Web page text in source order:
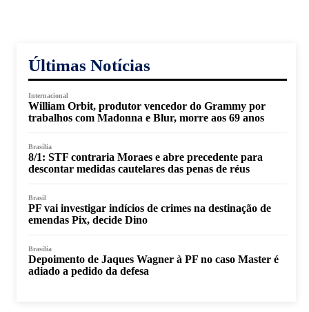
Últimas Notícias
Internacional
William Orbit, produtor vencedor do Grammy por
trabalhos com Madonna e Blur, morre aos 69 anos
Brasília
8/1: STF contraria Moraes e abre precedente para
descontar medidas cautelares das penas de réus
Brasil
PF vai investigar indícios de crimes na destinação de
emendas Pix, decide Dino
Brasília
Depoimento de Jaques Wagner à PF no caso Master é
adiado a pedido da defesa